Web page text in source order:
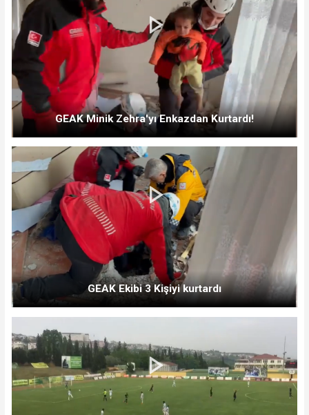
GEAK Minik Zehra'yı Enkazdan Kurtardı!
GEAK Ekibi 3 Kişiyi kurtardı